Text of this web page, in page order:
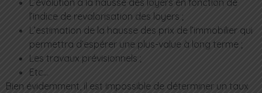
L’évolution à la hausse des loyers en fonction de
l’indice de revalorisation des loyers ;
L’estimation de la hausse des prix de l’immobilier qui
permettra d’espérer une plus-value à long terme ;
Les travaux prévisionnels ;
Etc…
Bien évidemment, il est impossible de déterminer un taux